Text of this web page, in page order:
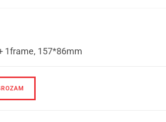
1frame, 157*86mm